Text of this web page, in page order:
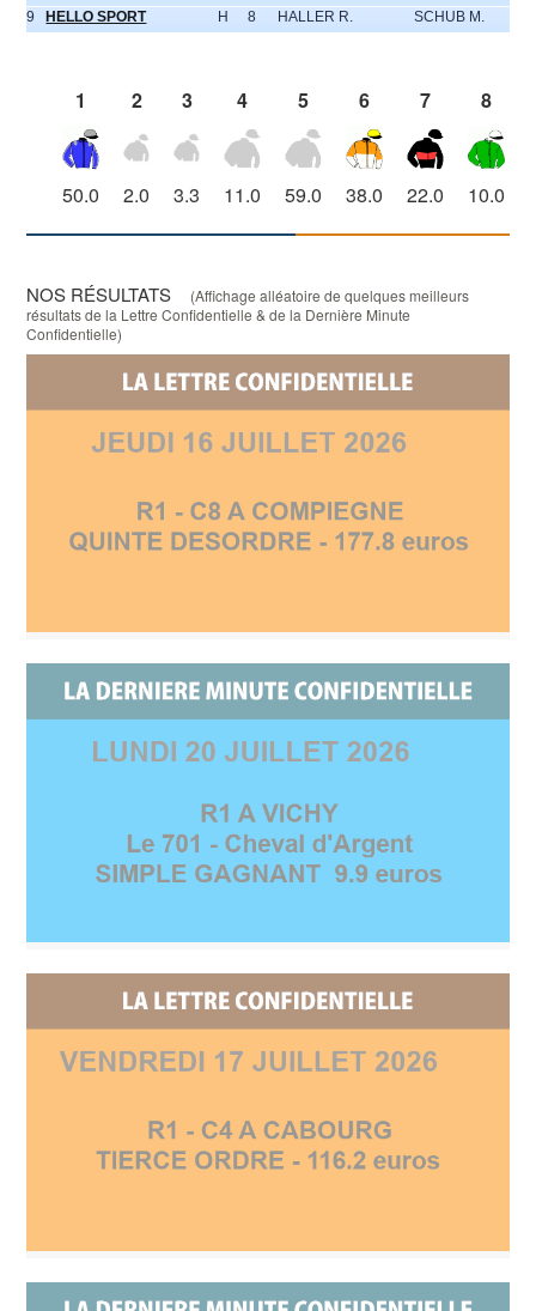
9
HELLO SPORT H 8 HALLER R. SCHUB M.
1 2 3 4 5 6 7 8
50.0 2.0 3.3 11.0 59.0 38.0 22.0 10.0
NOS RÉSULTATS
(Affichage alléatoire de quelques meilleurs
résultats de la Lettre Confidentielle & de la Dernière Minute
Confidentielle)